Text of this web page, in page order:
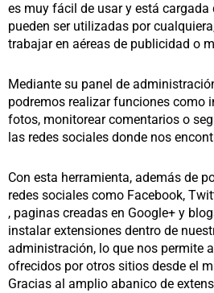
es muy fácil de usar y está cargada
pueden ser utilizadas por
trabajar en aéreas de publicidad o
Mediante su panel de
podremos realizar funciones como
fotos, monitorear comentarios o
las redes sociales donde nos
Con esta herramienta, además de
redes sociales como Facebook,
, paginas creadas en Google+ y
instalar extensiones dentro de
administración, lo que nos permite
ofrecidos por otros sitios desde el
Gracias al amplio abanico de